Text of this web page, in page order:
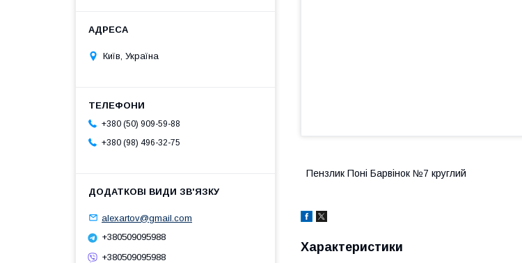
Пензлик Поні Барвінок №7 круглий
Характеристики
Київ, Україна
+380 (50) 909-59-88
+380 (98) 496-32-75
alexartov@gmail.com
+380509095988
+380509095988